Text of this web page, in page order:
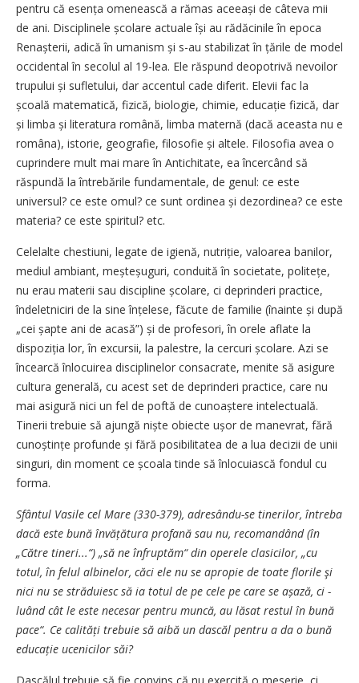
pentru că esența omenească a rămas aceeași de câteva mii
de ani. Disciplinele șco­lare actuale își au rădăcinile în epoca
Renașterii, adică în umanism și s-au stabilizat în țările de model
occidental în secolul al 19-lea. Ele răspund deopotrivă nevoilor
trupului și sufletului, dar accentul cade diferit. Elevii fac la
școală matematică, fizică, biologie, chimie, educație fizică, dar
și limba și literatura română, limba maternă (dacă aceasta nu e
româna), istorie, geografie, filosofie și altele. Filosofia avea o
cuprindere mult mai mare în Antichitate, ea încercând să
răspundă la întrebările fundamentale, de genul: ce este
universul? ce este omul? ce sunt ordinea și dezordinea? ce este
materia? ce este spiritul? etc.
Celelalte chestiuni, legate de igienă, nutriție, valoarea banilor,
mediul ambiant, meșteșuguri, conduită în societate, politețe,
nu erau materii sau discipline școlare, ci deprinderi practice,
îndeletniciri de la sine înțelese, făcute de familie (înainte și după
„cei șapte ani de acasă”) și de profesori, în orele aflate la
dispo­ziția lor, în excursii, la palestre, la cercuri școlare. Azi se
încearcă înlocuirea disciplinelor consacrate, menite să asigure
cultura generală, cu acest set de deprinderi practice, care nu
mai asigură nici un fel de poftă de cunoaștere intelectuală.
Tinerii trebuie să ajungă niște obiecte ușor de manevrat, fără
cunoștințe profunde și fără posibilitatea de a lua decizii de unii
singuri, din moment ce școala tinde să înlocuiască fondul cu
forma.
Sfântul Vasile cel Mare (330-379), adresându-se tinerilor, întreba
dacă este bună învăță­tura profană sau nu, recomandând (în
„Către tineri...“) „să ne înfruptăm“ din operele clasicilor, „cu
totul, în felul albinelor, căci ele nu se apropie de toate florile şi
nici nu se străduiesc să ia totul de pe cele pe care se așază, ci -
luând cât le este necesar pentru muncă, au lăsat restul în bună
pace“. Ce calități trebuie să aibă un dascăl pentru a da o bună
educație ucenicilor săi?